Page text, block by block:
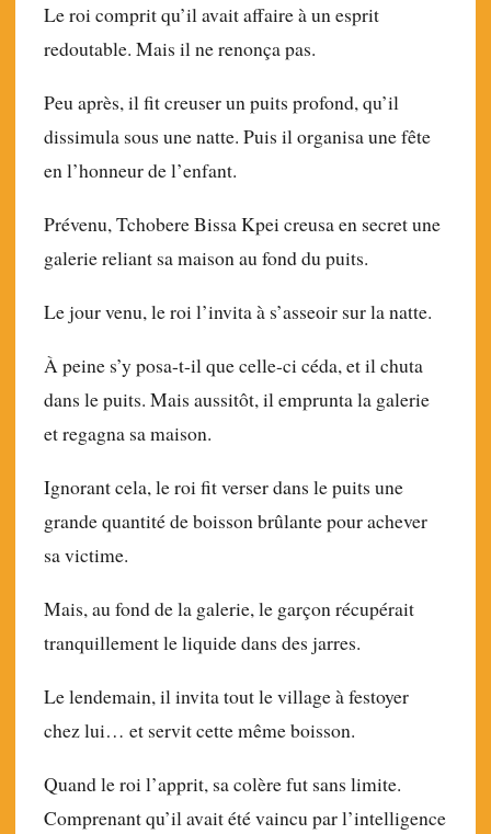
Le roi comprit qu’il avait affaire à un esprit
redoutable. Mais il ne renonça pas.
Peu après, il fit creuser un puits profond, qu’il
dissimula sous une natte. Puis il organisa une fête
en l’honneur de l’enfant.
Prévenu, Tchobere Bissa Kpei creusa en secret une
galerie reliant sa maison au fond du puits.
Le jour venu, le roi l’invita à s’asseoir sur la natte.
À peine s’y posa-t-il que celle-ci céda, et il chuta
dans le puits. Mais aussitôt, il emprunta la galerie
et regagna sa maison.
Ignorant cela, le roi fit verser dans le puits une
grande quantité de boisson brûlante pour achever
sa victime.
Mais, au fond de la galerie, le garçon récupérait
tranquillement le liquide dans des jarres.
Le lendemain, il invita tout le village à festoyer
chez lui… et servit cette même boisson.
Quand le roi l’apprit, sa colère fut sans limite.
Comprenant qu’il avait été vaincu par l’intelligence